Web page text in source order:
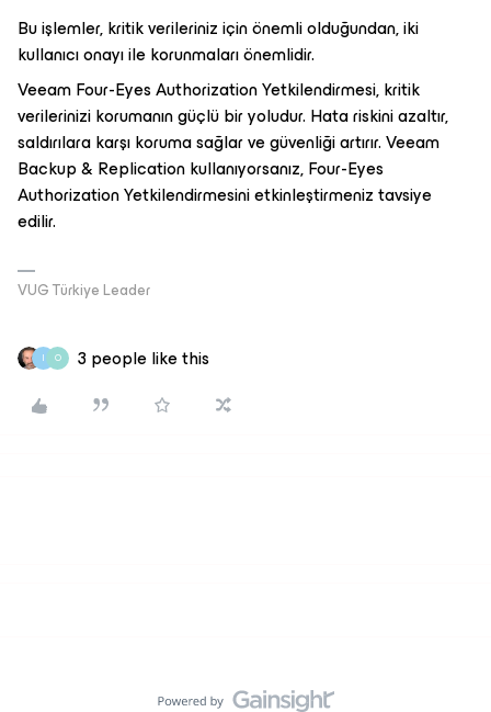
Bu işlemler, kritik verileriniz için önemli olduğundan, iki
kullanıcı onayı ile korunmaları önemlidir.
Veeam Four-Eyes Authorization Yetkilendirmesi, kritik
verilerinizi korumanın güçlü bir yoludur. Hata riskini azaltır,
saldırılara karşı koruma sağlar ve güvenliği artırır. Veeam
Backup & Replication kullanıyorsanız, Four-Eyes
Authorization Yetkilendirmesini etkinleştirmeniz tavsiye
edilir.
VUG Türkiye Leader
I O 3 people like this